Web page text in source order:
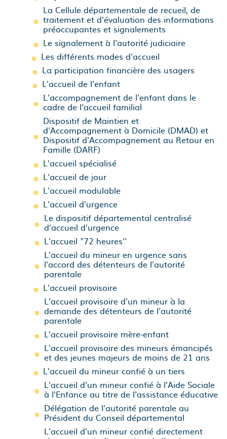
La Cellule départementale de recueil, de
traitement et d'évaluation des informations
préoccupantes et signalements
Le signalement à l'autorité judiciaire
Les différents modes d'accueil
La participation financière des usagers
L'accueil de l'enfant
L'accompagnement de l'enfant dans le
cadre de l'accueil familial
Dispositif de Maintien et
d'Accompagnement à Domicile (DMAD) et
Dispositif d'Accompagnement au Retour en
Famille (DARF)
L'accueil spécialisé
L'accueil de jour
L'accueil modulable
L'accueil d'urgence
Le dispositif départemental centralisé
d'accueil d'urgence
L'accueil "72 heures''
L'accueil du mineur en urgence sans
l'accord des détenteurs de l'autorité
parentale
L'accueil provisoire
L'accueil provisoire d'un mineur à la
demande des détenteurs de l'autorité
parentale
L'accueil provisoire mère-enfant
L'accueil provisoire des mineurs émancipés
et des jeunes majeurs de moins de 21 ans
L'accueil du mineur confié à un tiers
L'accueil d'un mineur confié à l'Aide Sociale
à l'Enfance au titre de l'assistance éducative
Délégation de l'autorité parentale au
Président du Conseil départemental
L'accueil d'un mineur confié directement